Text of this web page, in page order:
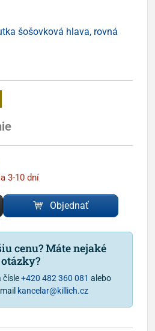
šošovková hlava, rovná
3-10 dní
Objednať
cenu? Máte nejaké
otázky?
čísle+420 482 360 081 alebo
kancelar@killich.cz